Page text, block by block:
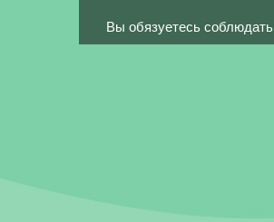
Вы обязуетесь соблюдать